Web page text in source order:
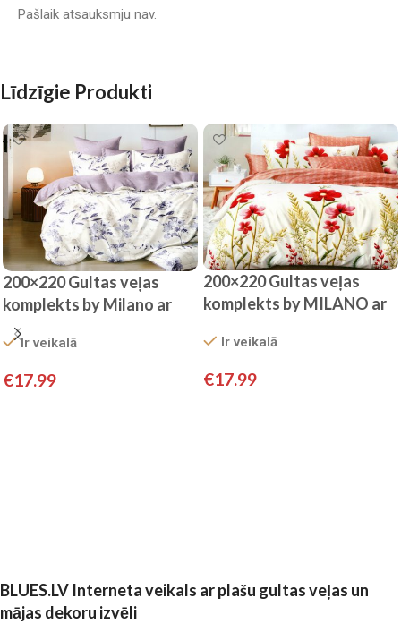
Pašlaik atsauksmju nav.
Līdzīgie Produkti
200×220 Gultas veļas
komplekts by Milano ar
palagu/ 100% kokvilna
satīns
Ir veikalā
€17.99
200×220 Gultas veļas
komplekts by MILANO ar
SATĪNS
Ir veikalā
€17.99
BLUES.LV Interneta veikals ar plašu gultas veļas un
mājas dekoru izvēli